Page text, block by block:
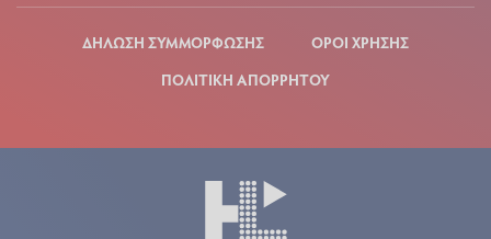
ΔΗΛΩΣΗ ΣΥΜΜΟΡΦΩΣΗΣ
ΟΡΟΙ ΧΡΗΣΗΣ
ΠΟΛΙΤΙΚΗ ΑΠΟΡΡΗΤΟΥ